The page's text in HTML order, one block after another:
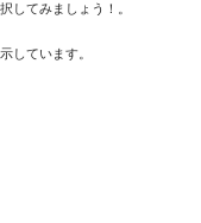
してみましょう！。
しています。